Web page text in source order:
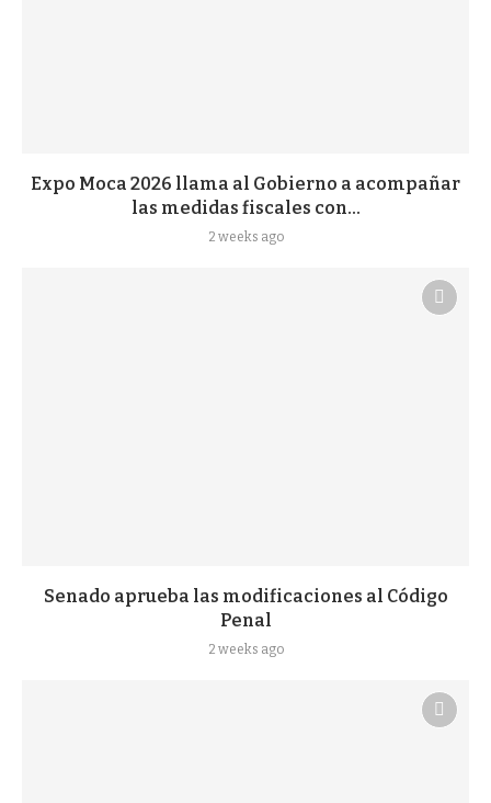
Expo Moca 2026 llama al Gobierno a acompañar
las medidas fiscales con...
2 weeks ago
Senado aprueba las modificaciones al Código
Penal
2 weeks ago